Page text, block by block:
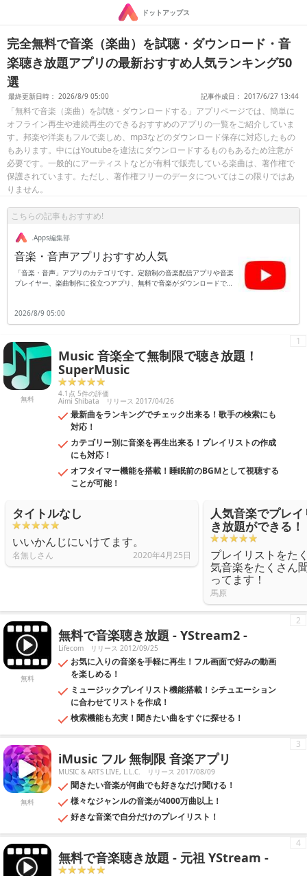
ドットアップス
完全無料で音楽（楽曲）を試聴・ダウンロード・音
楽聴き放題アプリの最新おすすめ人気ランキング50
選
最終更新日時： 2026/8/9 05:00 記事作成日： 2017/6/27 13:44
「無料で音楽（楽曲）を試聴・ダウンロードする」アプリページでは、簡単に
オフライン再生や連続再生のできるおすすめのアプリの一覧をご紹介していま
す。邦楽や洋楽もフルで楽しめ、mp3などのダウンロード保存に対応したもの
もあります。中にはYoutubeを違法にダウンロードするものもあるため注意が
必要です。一般的にアーティストなどが有料で販売している楽曲は、著作権で
保護されています。ただし、著作権フリーのデータについてはこの限りではあ
りません。
こちらの記事もおすすめ!
.Apps編集部
音楽・音声アプリおすすめ人気
「音楽・音声」アプリのカテゴリです。定額制の音楽配信アプリや音楽
プレイヤー、楽曲制作に役立つアプリ、無料で音楽がダウンロードでき
り、入店したショップで流れているバックミュージックを理解し、以降
にはその楽曲が何なのかを正確に探り当ててくれるアプリや、気になる
楽・音声」アプリをダウンロードしてみてくださいね。※紹介中のアプ
リは一部無料・有料版を含みます。
2026/8/9 05:00
無料
Music 音楽全て無制限で聴き放題！
SuperMusic
4.1点 5件の評価
Aimi Shibata リリース 2017/04/26
最新曲をランキングでチェック出来る！歌手の検索にも
対応！
カテゴリー別に音楽を再生出来る！プレイリストの作成
にも対応！
オフタイマー機能を搭載！睡眠前のBGMとして視聴する
ことが可能！
1
タイトルなし
いいかんじにいけてます。
名無しさん 2020年4月25日
人気音楽でプレ
き放題ができる！
プレイリストをた
気音楽をたくさん
ってます！
馬原
無料
無料で音楽聴き放題 - YStream2 -
Lifecom リリース 2012/09/25
お気に入りの音楽を手軽に再生！フル画面で好みの動画
を楽しめる！
ミュージックプレイリスト機能搭載！シチュエーション
に合わせてリストを作成！
検索機能も充実！聞きたい曲をすぐに探せる！
2
無料
iMusic フル 無制限 音楽アプリ
MUSIC & ARTS LIVE, L.L.C. リリース 2017/08/09
聞きたい音楽が何曲でも好きなだけ聞ける！
様々なジャンルの音楽が4000万曲以上！
好きな音楽で自分だけのプレイリスト！
3
無料で音楽聴き放題 - 元祖 YStream -
4